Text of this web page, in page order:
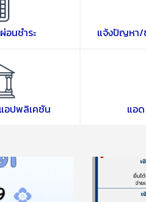
อนชำระ แจ้งปัญหา/
อปพลิเคชัน แอ